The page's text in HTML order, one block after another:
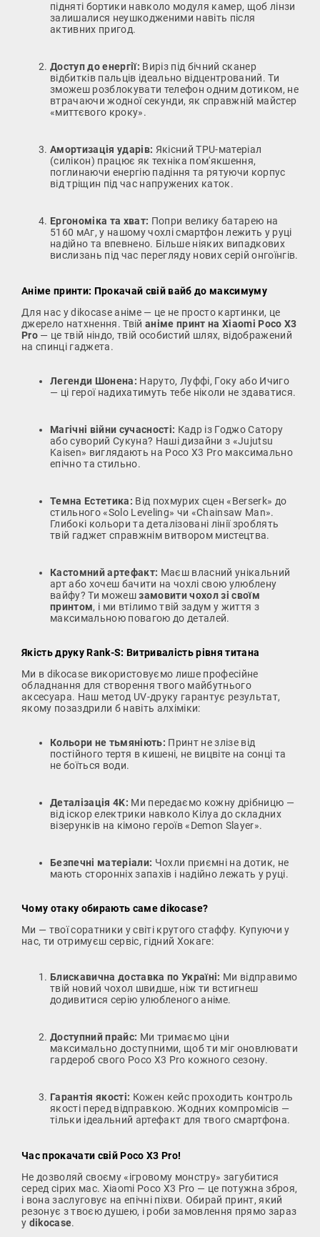
підняті бортики навколо модуля камер, щоб лінзи
залишалися неушкодженими навіть після
активних пригод.
Доступ до енергії: Виріз під бічний сканер
відбитків пальців ідеально відцентрований. Ти
зможеш розблокувати телефон одним дотиком, не
втрачаючи жодної секунди, як справжній майстер
«миттєвого кроку».
Амортизація ударів: Якісний TPU-матеріал
(силікон) працює як техніка пом'якшення,
поглинаючи енергію падіння та рятуючи корпус
від тріщин під час напружених каток.
Ергономіка та хват: Попри велику батарею на
5160 мАг, у нашому чохлі смартфон лежить у руці
надійно та впевнено. Більше ніяких випадкових
вислизань під час перегляду нових серій онгоїнгів.
Аніме принти: Прокачай свій вайб до максимуму
Для нас у dikocase аніме — це не просто картинки, це
джерело натхнення. Твій аніме принт на Xiaomi Poco X3
Pro — це твій ніндо, твій особистий шлях, відображений
на спинці гаджета.
Легенди Шонена: Наруто, Луффі, Гоку або Ичиго
— ці герої надихатимуть тебе ніколи не здаватися.
Магічні війни сучасності: Кадр із Годжо Сатору
або суворий Сукуна? Наші дизайни з «Jujutsu
Kaisen» виглядають на Poco X3 Pro максимально
епічно та стильно.
Темна Естетика: Від похмурих сцен «Berserk» до
стильного «Solo Leveling» чи «Chainsaw Man».
Глибокі кольори та деталізовані лінії зроблять
твій гаджет справжнім витвором мистецтва.
Кастомний артефакт: Маєш власний унікальний
арт або хочеш бачити на чохлі свою улюблену
вайфу? Ти можешзамовити чохол зі своїм
принтом, і ми втілимо твій задум у життя з
максимальною повагою до деталей.
Якість друку Rank-S: Витривалість рівня титана
Ми в dikocase використовуємо лише професійне
обладнання для створення твого майбутнього
аксесуара. Наш метод UV-друку гарантує результат,
якому позаздрили б навіть алхіміки:
Кольори не тьмяніють: Принт не злізе від
постійного тертя в кишені, не вицвіте на сонці та
не боїться води.
Деталізація 4K: Ми передаємо кожну дрібницю —
від іскор електрики навколо Кілуа до складних
візерунків на кімоно героїв «Demon Slayer».
Безпечні матеріали: Чохли приємні на дотик, не
мають сторонніх запахів і надійно лежать у руці.
Чому отаку обирають саме dikocase?
Ми — твої соратники у світі крутого стаффу. Купуючи у
нас, ти отримуєш сервіс, гідний Хокаге:
Блискавична доставка по Україні: Ми відправимо
твій новий чохол швидше, ніж ти встигнеш
додивитися серію улюбленого аніме.
Доступний прайс: Ми тримаємо ціни
максимально доступними, щоб ти міг оновлювати
гардероб свого Poco X3 Pro кожного сезону.
Гарантія якості: Кожен кейс проходить контроль
якості перед відправкою. Жодних компромісів —
тільки ідеальний артефакт для твого смартфона.
Час прокачати свій Poco X3 Pro!
Не дозволяй своєму «ігровому монстру» загубитися
серед сірих мас. Xiaomi Poco X3 Pro — це потужна зброя,
і вона заслуговує на епічні піхви. Обирай принт, який
резонує з твоєю душею, і роби замовлення прямо зараз
у dikocase.